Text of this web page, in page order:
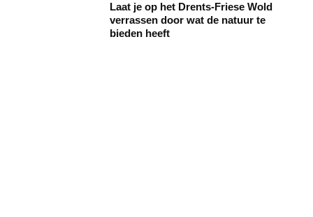
Laat je op het Drents-Friese Wold
verrassen door wat de natuur te
bieden heeft